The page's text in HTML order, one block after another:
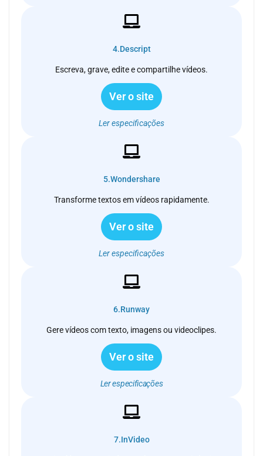
4.Descript
Escreva, grave, edite e compartilhe vídeos.
Ver o site
Ler especificações
5.Wondershare
Transforme textos em vídeos rapidamente.
Ver o site
Ler especificações
6.Runway
Gere vídeos com texto, imagens ou videoclipes.
Ver o site
Ler especificações
7.InVideo